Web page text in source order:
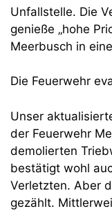
Unfallstelle. Die
genieße „hohe
Meerbusch in
Die Feuerwehr
Unser
der Feuerwehr
demolierten
bestätigt wohl
Verletzten. Aber
gezählt.